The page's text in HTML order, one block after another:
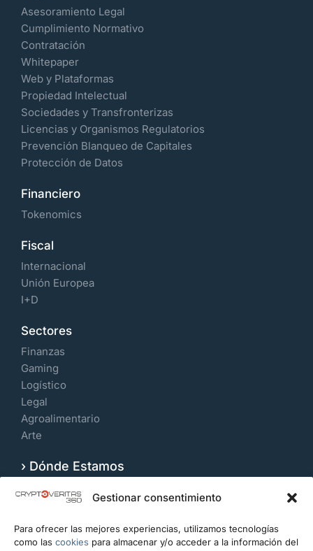
Gestionar consentimiento
Para ofrecer las mejores experiencias, utilizamos tecnologías
como las cookies para almacenar y/o acceder a la información del
Asesoramiento Legal
Cumplimiento Normativo
Contratación
Whitepaper
Web y Plataformas
Propiedad Intelectual
Sociedades y Transfronterizas
Licencias y Organismos Regulatorios
Prevención Blanqueo de Capitales
Protección de Datos
Financiero
Tokenomics
Fiscal
Internacional
Unión Europea
I+D
Sectores
Finanzas
Gaming
Logístico
Legal
Agroalimentario
Arte
› Dónde Estamos
Velázquez 109, 7º Izquierda. 28006, Madrid.
CONTACTO